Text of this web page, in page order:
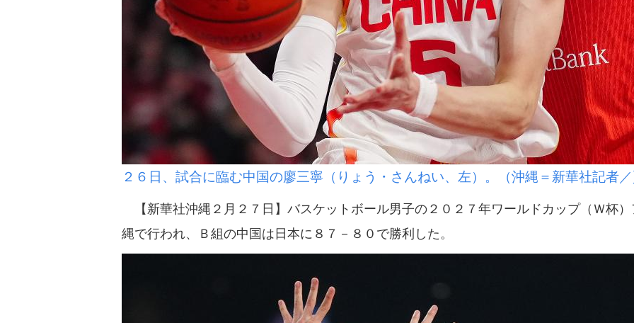
２６日、試合に臨む中国の廖三寧（りょう・さんねい、左）。（沖縄＝新華社記者
【新華社沖縄２月２７日】バスケットボール男子の２０２７年ワールドカップ（Ｗ杯
縄で行われ、Ｂ組の中国は日本に８７－８０で勝利した。